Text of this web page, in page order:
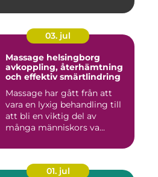
03. jul
Massage helsingborg
avkoppling, återhämtning
och effektiv smärtlindring
Massage har gått från att
vara en lyxig behandling till
att bli en viktig del av
många människors va...
01. jul